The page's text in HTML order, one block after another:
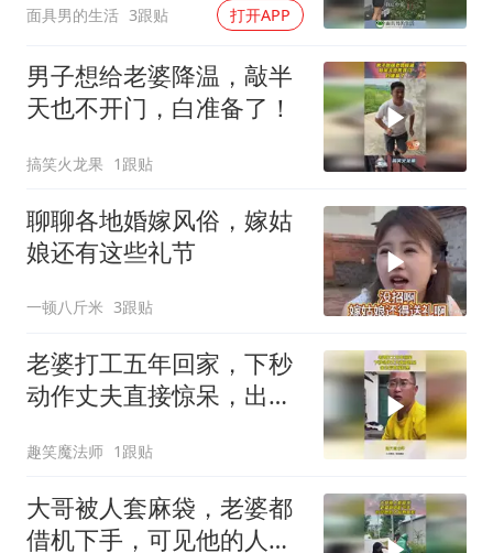
面具男的生活 3跟贴 打开APP
男子想给老婆降温，敲半
天也不开门，白准备了！
搞笑火龙果 1跟贴
聊聊各地婚嫁风俗，嫁姑
娘还有这些礼节
一顿八斤米 3跟贴
老婆打工五年回家，下秒
动作丈夫直接惊呆，出去
趣笑魔法师 1跟贴
大哥被人套麻袋，老婆都
借机下手，可见他的人品